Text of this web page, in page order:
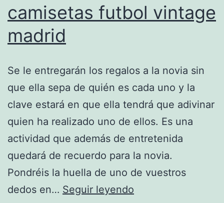
camisetas futbol vintage
madrid
Se le entregarán los regalos a la novia sin
que ella sepa de quién es cada uno y la
clave estará en que ella tendrá que adivinar
quien ha realizado uno de ellos. Es una
actividad que además de entretenida
quedará de recuerdo para la novia.
Pondréis la huella de uno de vuestros
dedos en… Seguir leyendo